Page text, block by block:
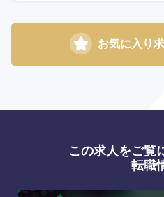
お気に入り
この求人をご覧
転職